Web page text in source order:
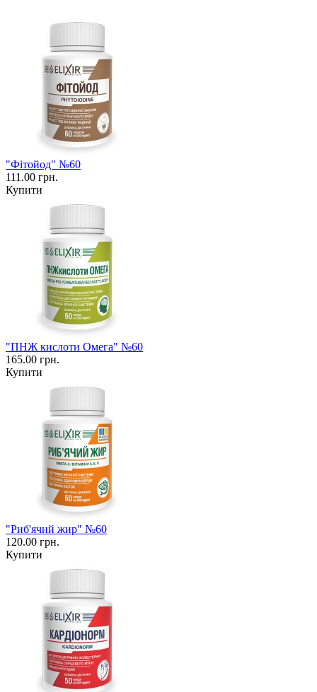
"Фітойод" №60
111.00 грн.
Купити
"ПНЖ кислоти Омега" №60
165.00 грн.
Купити
"Риб'ячий жир" №60
120.00 грн.
Купити